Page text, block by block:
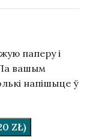
паперу і
вашым
напішыце ў
ZŁ)